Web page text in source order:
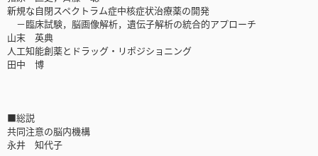
新規な自閉スペクトラム症中核症状治療薬の開発
－臨床試験，脳画像解析，遺伝子解析の統合的アプローチ
山末 英典
人工知能創薬とドラッグ・リポジショニング
田中 博
■総説
共同注意の脳内機構
永井 知代子